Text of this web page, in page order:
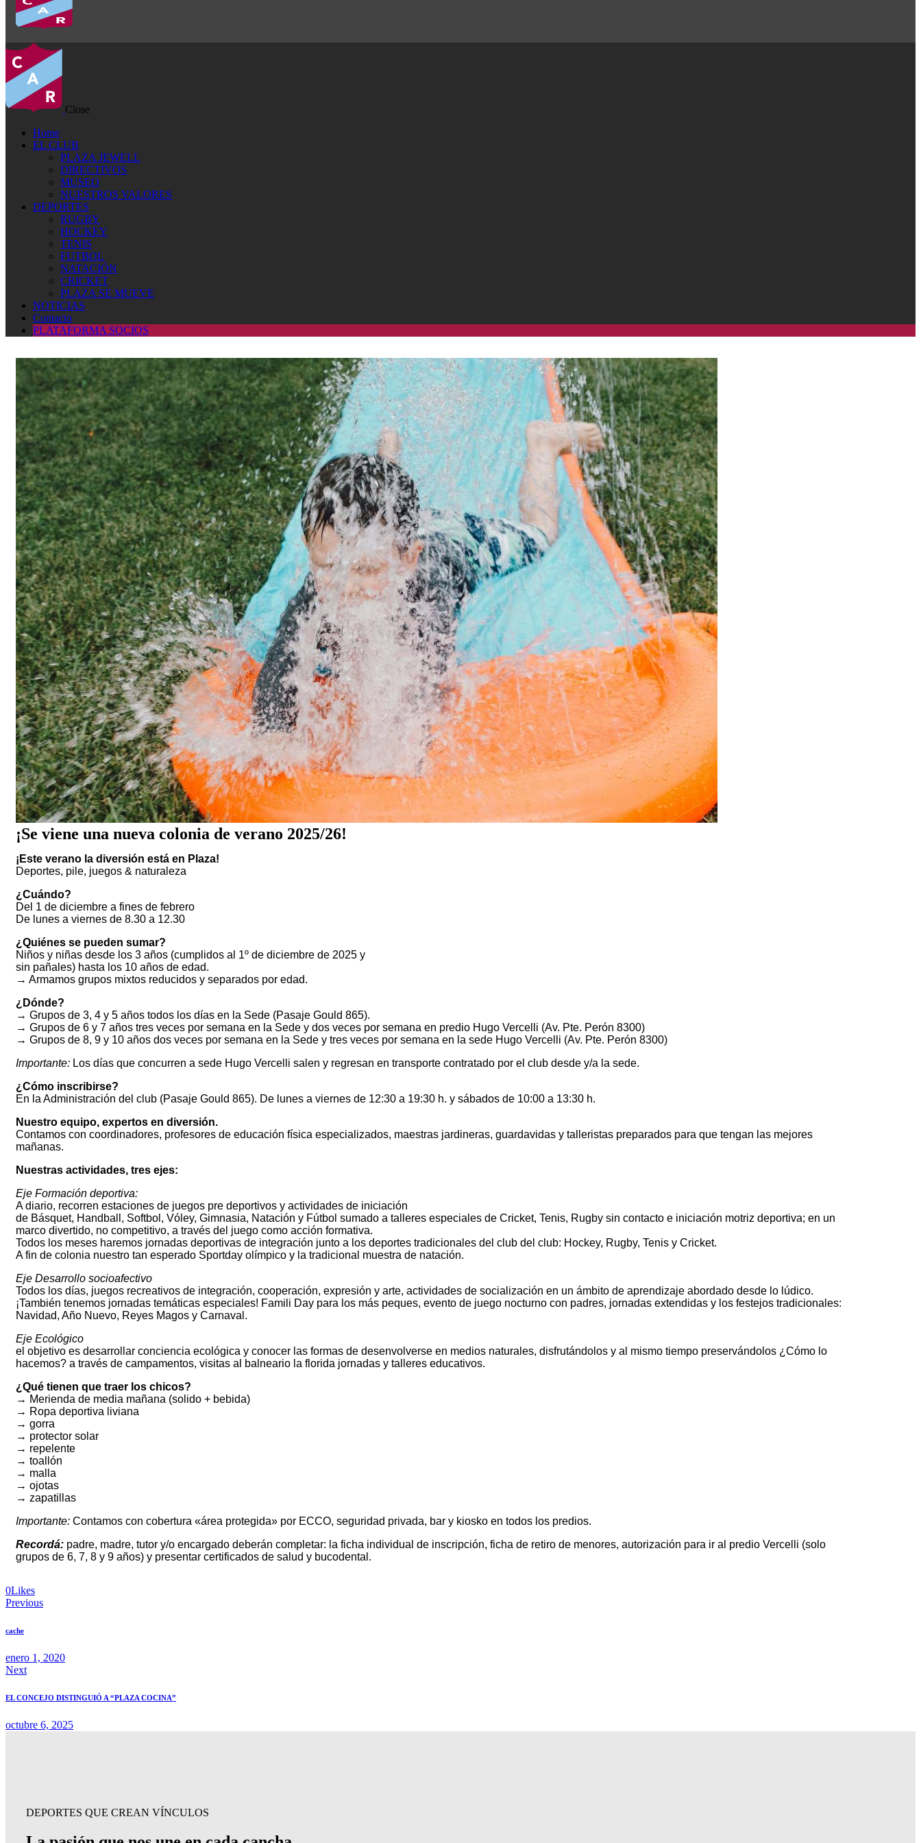
Close
Home
EL CLUB
PLAZA JEWELL
DIRECTIVOS
MUSEO
NUESTROS VALORES
DEPORTES
RUGBY
HOCKEY
TENIS
FUTBOL
NATACIÓN
CRICKET
PLAZA SE MUEVE
NOTICIAS
Contacto
PLATAFORMA SOCIOS
¡Se viene una nueva colonia de verano 2025/26!
¡Este verano la diversión está en Plaza!
Deportes, pile, juegos & naturaleza
¿Cuándo?
Del 1 de diciembre a fines de febrero
De lunes a viernes de 8.30 a 12.30
¿Quiénes se pueden sumar?
Niños y niñas desde los 3 años (cumplidos al 1º de diciembre de 2025 y
sin pañales) hasta los 10 años de edad.
→ Armamos grupos mixtos reducidos y separados por edad.
¿Dónde?
→ Grupos de 3, 4 y 5 años todos los días en la Sede (Pasaje Gould 865).
→ Grupos de 6 y 7 años tres veces por semana en la Sede y dos veces por semana en predio Hugo Vercelli (Av. Pte. Perón 8300)
→ Grupos de 8, 9 y 10 años dos veces por semana en la Sede y tres veces por semana en la sede Hugo Vercelli (Av. Pte. Perón 8300)
Importante: Los días que concurren a sede Hugo Vercelli salen y regresan en transporte contratado por el club desde y/a la sede.
¿Cómo inscribirse?
En la Administración del club (Pasaje Gould 865). De lunes a viernes de 12:30 a 19:30 h. y sábados de 10:00 a 13:30 h.
Nuestro equipo, expertos en diversión.
Contamos con coordinadores, profesores de educación física especializados, maestras jardineras, guardavidas y talleristas preparados para que tengan las mejores
mañanas.
Nuestras actividades, tres ejes:
Eje Formación deportiva:
A diario, recorren estaciones de juegos pre deportivos y actividades de iniciación
de Básquet, Handball, Softbol, Vóley, Gimnasia, Natación y Fútbol sumado a talleres especiales de Cricket, Tenis, Rugby sin contacto e iniciación motriz deportiva; en un
marco divertido, no competitivo, a través del juego como acción formativa.
Todos los meses haremos jornadas deportivas de integración junto a los deportes tradicionales del club del club: Hockey, Rugby, Tenis y Cricket.
A fin de colonia nuestro tan esperado Sportday olímpico y la tradicional muestra de natación.
Eje Desarrollo socioafectivo
Todos los días, juegos recreativos de integración, cooperación, expresión y arte, actividades de socialización en un ámbito de aprendizaje abordado desde lo lúdico.
¡También tenemos jornadas temáticas especiales! Famili Day para los más peques, evento de juego nocturno con padres, jornadas extendidas y los festejos tradicionales:
Navidad, Año Nuevo, Reyes Magos y Carnaval.
Eje Ecológico
el objetivo es desarrollar conciencia ecológica y conocer las formas de desenvolverse en medios naturales, disfrutándolos y al mismo tiempo preservándolos ¿Cómo lo
hacemos? a través de campamentos, visitas al balneario la florida jornadas y talleres educativos.
¿Qué tienen que traer los chicos?
→ Merienda de media mañana (solido + bebida)
→ Ropa deportiva liviana
→ gorra
→ protector solar
→ repelente
→ toallón
→ malla
→ ojotas
→ zapatillas
Importante: Contamos con cobertura «área protegida» por ECCO, seguridad privada, bar y kiosko en todos los predios.
Recordá: padre, madre, tutor y/o encargado deberán completar: la ficha individual de inscripción, ficha de retiro de menores, autorización para ir al predio Vercelli (solo
grupos de 6, 7, 8 y 9 años) y presentar certificados de salud y bucodental.
0Likes
Previous
cache
enero 1, 2020
Next
EL CONCEJO DISTINGUIÓ A “PLAZA COCINA”
octubre 6, 2025
DEPORTES QUE CREAN VÍNCULOS